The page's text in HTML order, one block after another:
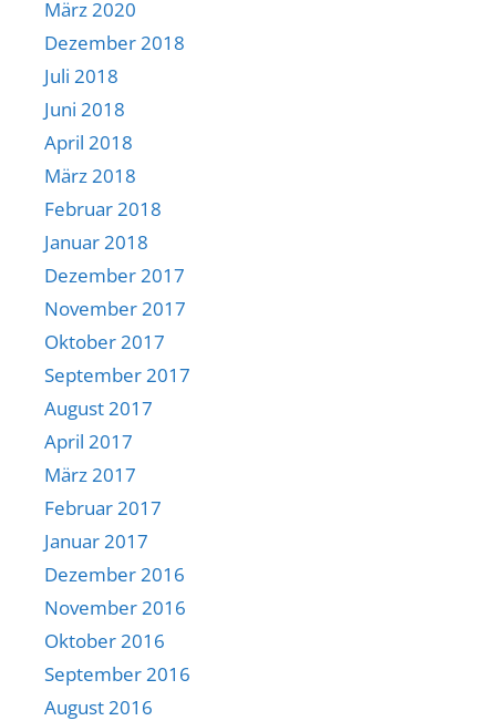
März 2020
Dezember 2018
Juli 2018
Juni 2018
April 2018
März 2018
Februar 2018
Januar 2018
Dezember 2017
November 2017
Oktober 2017
September 2017
August 2017
April 2017
März 2017
Februar 2017
Januar 2017
Dezember 2016
November 2016
Oktober 2016
September 2016
August 2016